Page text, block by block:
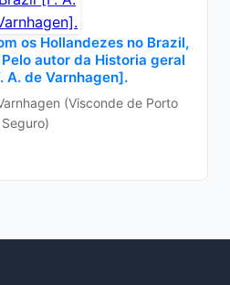
os Hollandezes no Brazil,
autor da Historia geral
A. de Varnhagen].
(Visconde de Porto
Seguro)